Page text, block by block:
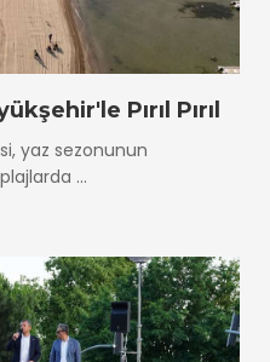
Pırıl Pırıl
yaz sezonunun
...